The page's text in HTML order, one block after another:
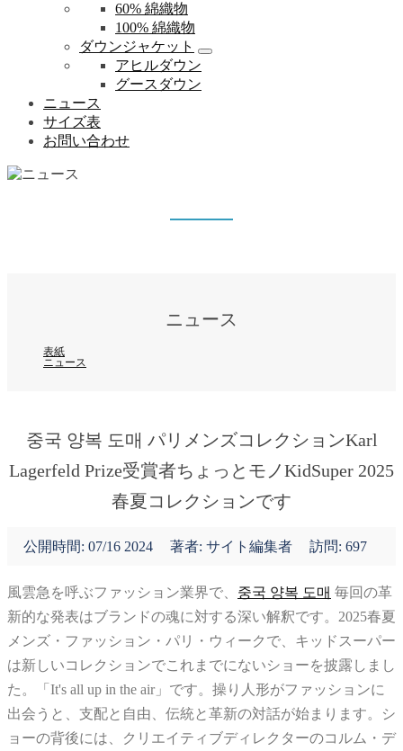
60% 綿織物
100% 綿織物
ダウンジャケット
アヒルダウン
グースダウン
ニュース
サイズ表
お問い合わせ
ニュース
表紙
ニュース
중국 양복 도매 パリメンズコレクションKarl
Lagerfeld Prize受賞者ちょっとモノKidSuper 2025
春夏コレクションです
公開時間: 07/16 2024 著者: サイト編集者 訪問: 697
風雲急を呼ぶファッション業界で、 중국 양복 도매 毎回の革
新的な発表はブランドの魂に対する深い解釈です。2025春夏
メンズ・ファッション・パリ・ウィークで、キッドスーパー
は新しいコレクションでこれまでにないショーを披露しまし
た。「It's all up in the air」です。操り人形がファッションに
出会うと、支配と自由、伝統と革新の対話が始まります。シ
ョーの背後には、クリエイティブディレクターのコルム・デ